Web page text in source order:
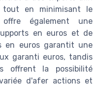
tout en minimisant le
également une
en euros et de
en euros garantit une
garanti euros, tandis
offrent la possibilité
d'afer actions et